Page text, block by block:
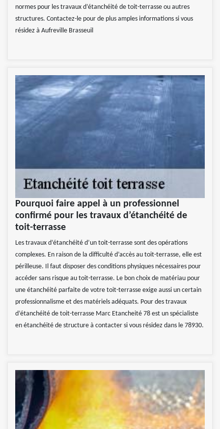
normes pour les travaux d’étanchéité de toit-terrasse ou autres
structures. Contactez-le pour de plus amples informations si vous
résidez à Aufreville Brasseuil
Pourquoi faire appel à un professionnel
confirmé pour les travaux d’étanchéité de
toit-terrasse
Les travaux d’étanchéité d’un toit-terrasse sont des opérations
complexes. En raison de la difficulté d’accès au toit-terrasse, elle est
périlleuse. Il faut disposer des conditions physiques nécessaires pour
accéder sans risque au toit-terrasse. Le bon choix de matériau pour
une étanchéité parfaite de votre toit-terrasse exige aussi un certain
professionnalisme et des matériels adéquats. Pour des travaux
d’étanchéité de toit-terrasse Marc Etancheité 78 est un spécialiste
en étanchéité de structure à contacter si vous résidez dans le 78930.